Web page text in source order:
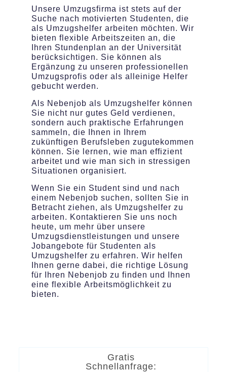
Unsere Umzugsfirma ist stets auf der
Suche nach motivierten Studenten, die
als Umzugshelfer arbeiten möchten. Wir
bieten flexible Arbeitszeiten an, die
Ihren Stundenplan an der Universität
berücksichtigen. Sie können als
Ergänzung zu unseren professionellen
Umzugsprofis oder als alleinige Helfer
gebucht werden.
Als Nebenjob als Umzugshelfer können
Sie nicht nur gutes Geld verdienen,
sondern auch praktische Erfahrungen
sammeln, die Ihnen in Ihrem
zukünftigen Berufsleben zugutekommen
können. Sie lernen, wie man effizient
arbeitet und wie man sich in stressigen
Situationen organisiert.
Wenn Sie ein Student sind und nach
einem Nebenjob suchen, sollten Sie in
Betracht ziehen, als Umzugshelfer zu
arbeiten. Kontaktieren Sie uns noch
heute, um mehr über unsere
Umzugsdienstleistungen und unsere
Jobangebote für Studenten als
Umzugshelfer zu erfahren. Wir helfen
Ihnen gerne dabei, die richtige Lösung
für Ihren Nebenjob zu finden und Ihnen
eine flexible Arbeitsmöglichkeit zu
bieten.
Gratis
Schnellanfrage: